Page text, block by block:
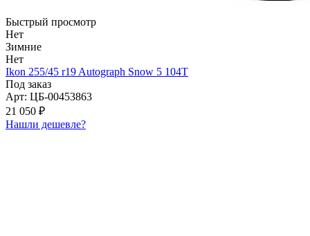
Быстрый просмотр
Нет
Зимние
Нет
Ikon 255/45 r19 Autograph Snow 5 104T
Под заказ
Арт: ЦБ-00453863
21 050 ₽
Нашли дешевле?